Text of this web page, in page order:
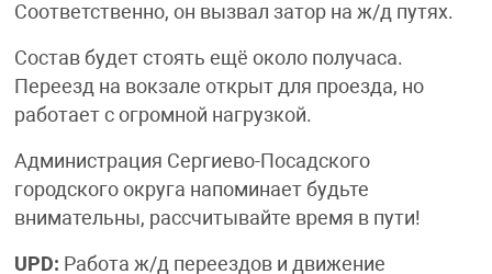
Соответственно, он вызвал затор на ж/д путях.
Состав будет стоять ещё около получаса.
Переезд на вокзале открыт для проезда, но
работает с огромной нагрузкой.
Администрация Сергиево-Посадского
городского округа напоминает будьте
внимательны, рассчитывайте время в пути!
UPD: Работа ж/д переездов и движение